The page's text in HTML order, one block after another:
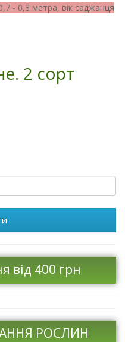
- 0,8 метра, вік саджанця
2 сорт
від 400 грн
РОСЛИН